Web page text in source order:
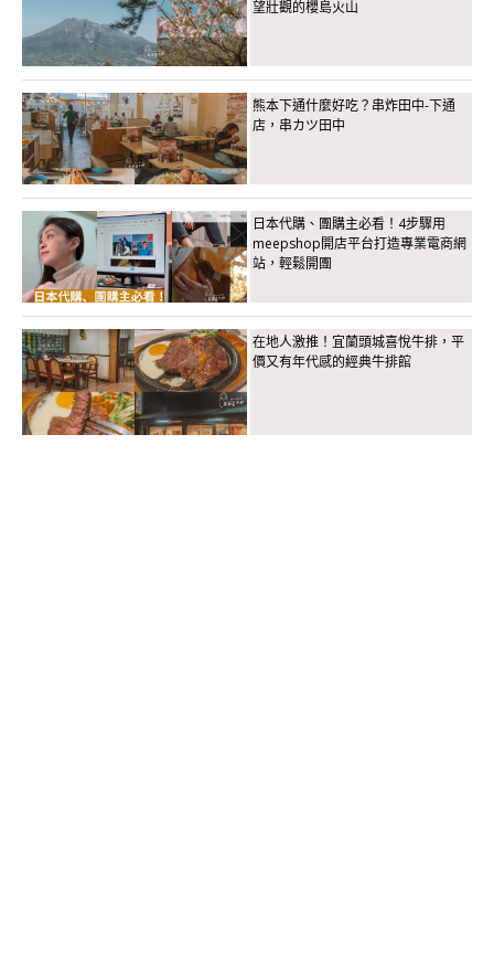
望壯觀的櫻島火山
熊本下通什麼好吃？串炸田中-下通
店，串カツ田中
日本代購、團購主必看！4步驟用
meepshop開店平台打造專業電商網
站，輕鬆開團
在地人激推！宜蘭頭城喜悅牛排，平
價又有年代感的經典牛排館